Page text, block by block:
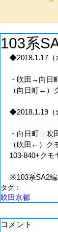
103系
◆2018.1.17（
・吹田→向日
（向日町←）
◆2018.1.19
・向日町→吹
（吹田←）ク
103-840+クモ
※103系SA2編
タグ：
吹田京都
コメント